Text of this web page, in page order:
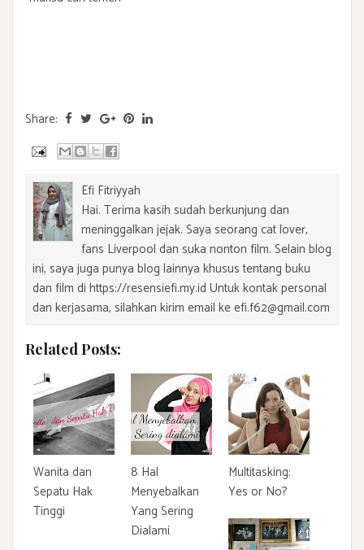
Share:
Efi Fitriyyah
Hai. Terima kasih sudah berkunjung dan
meninggalkan jejak. Saya seorang cat lover,
fans Liverpool dan suka nonton film. Selain blog
ini, saya juga punya blog lainnya khusus tentang buku
dan film di https://resensiefi.my.id Untuk kontak personal
dan kerjasama, silahkan kirim email ke efi.f62@gmail.com
Related Posts:
Wanita dan
Sepatu Hak
Tinggi
8 Hal
Menyebalkan
Yang Sering
Dialami
Multitasking:
Yes or No?